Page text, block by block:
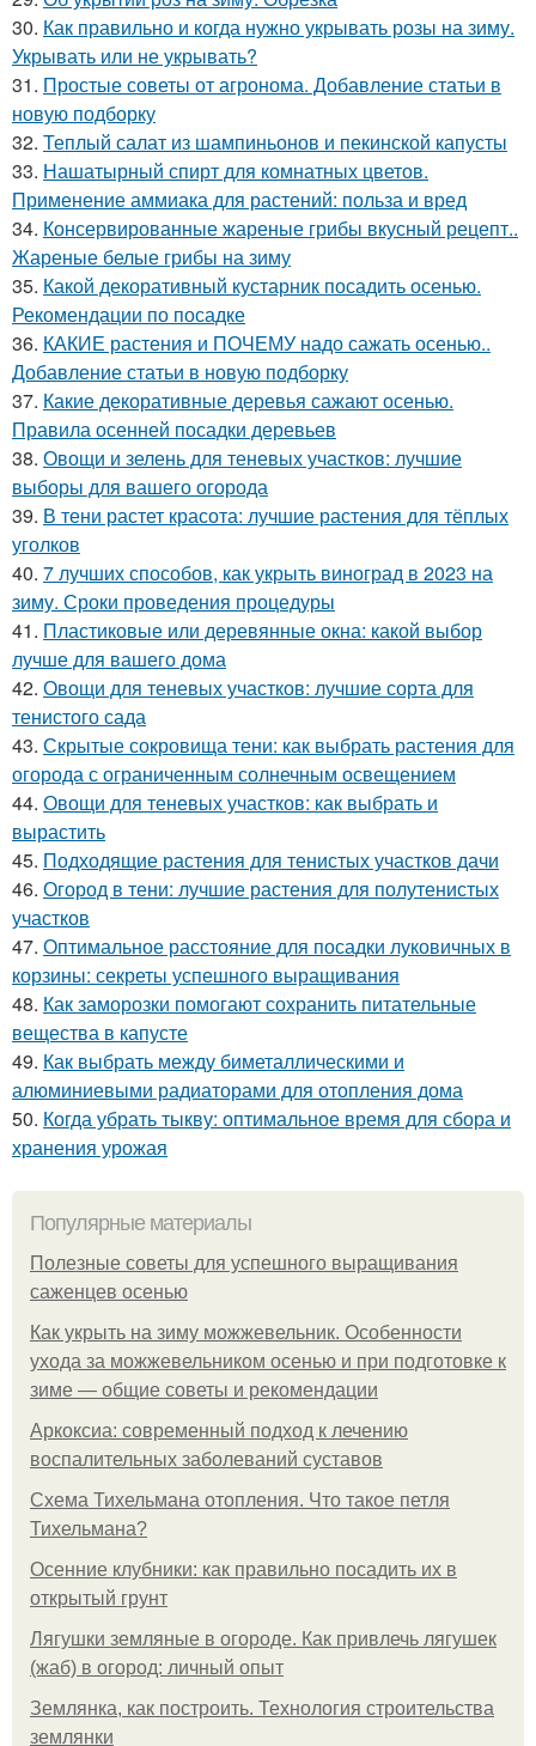
30. Как правильно и когда нужно укрывать розы на зиму.
Укрывать или не укрывать?
31. Простые советы от агронома. Добавление статьи в
новую подборку
32. Теплый салат из шампиньонов и пекинской капусты
33. Нашатырный спирт для комнатных цветов.
Применение аммиака для растений: польза и вред
34. Консервированные жареные грибы вкусный рецепт..
Жареные белые грибы на зиму
35. Какой декоративный кустарник посадить осенью.
Рекомендации по посадке
36. КАКИЕ растения и ПОЧЕМУ надо сажать осенью..
Добавление статьи в новую подборку
37. Какие декоративные деревья сажают осенью.
Правила осенней посадки деревьев
38. Овощи и зелень для теневых участков: лучшие
выборы для вашего огорода
39. В тени растет красота: лучшие растения для тёплых
уголков
40. 7 лучших способов, как укрыть виноград в 2023 на
зиму. Сроки проведения процедуры
41. Пластиковые или деревянные окна: какой выбор
лучше для вашего дома
42. Овощи для теневых участков: лучшие сорта для
тенистого сада
43. Скрытые сокровища тени: как выбрать растения для
огорода с ограниченным солнечным освещением
44. Овощи для теневых участков: как выбрать и
вырастить
45. Подходящие растения для тенистых участков дачи
46. Огород в тени: лучшие растения для полутенистых
участков
47. Оптимальное расстояние для посадки луковичных в
корзины: секреты успешного выращивания
48. Как заморозки помогают сохранить питательные
вещества в капусте
49. Как выбрать между биметаллическими и
алюминиевыми радиаторами для отопления дома
50. Когда убрать тыкву: оптимальное время для сбора и
хранения урожая
Популярные материалы
Полезные советы для успешного выращивания
саженцев осенью
Как укрыть на зиму можжевельник. Особенности
ухода за можжевельником осенью и при подготовке к
зиме — общие советы и рекомендации
Аркоксиа: современный подход к лечению
воспалительных заболеваний суставов
Схема Тихельмана отопления. Что такое петля
Тихельмана?
Осенние клубники: как правильно посадить их в
открытый грунт
Лягушки земляные в огороде. Как привлечь лягушек
(жаб) в огород: личный опыт
Землянка, как построить. Технология строительства
землянки